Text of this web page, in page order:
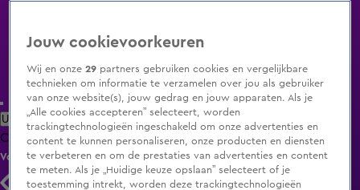
Uitzending Gemist Populaire programma's Zenders Genres
ClipsFilmsRadioSmart TV inlogShop
Volg KIJK
Jouw cookievoorkeuren
Wij en onze29 partners gebruiken cookies en vergelijkbare
technieken om informatie te verzamelen over jou als gebruiker
van onze website(s), jouw gedrag en jouw apparaten. Als je
„Alle cookies accepteren” selecteert, worden
trackingtechnologieën ingeschakeld om onze advertenties en
content te kunnen personaliseren, onze producten en diensten
te verbeteren en om de prestaties van advertenties en content
te meten. Als je „Huidige keuze opslaan” selecteert of je
toestemming intrekt, worden deze trackingtechnologieën